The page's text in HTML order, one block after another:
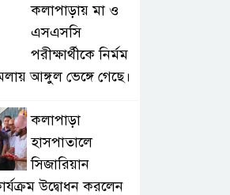
কলাপাড়ায় মা ও
এসএসসি
পরীক্ষার্থীকে নির্মম
আঙ্গুল ভেঙ্গে গেছে।
কলাপাড়া
হাসপাতালে
সিজারিয়ান
উদ্বোধন করলেন